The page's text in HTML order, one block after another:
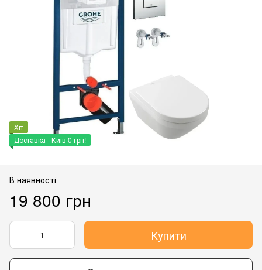
Хіт
Доставка - Київ 0 грн!
В наявності
19 800 грн
Купити